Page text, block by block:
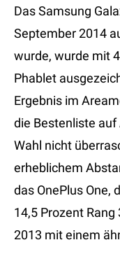
Das Samsung
September 2014
wurde, wurde mit
Phablet
Ergebnis im
die Bestenliste
Wahl nicht
erheblichem
das OnePlus One,
14,5 Prozent
2013 mit einem